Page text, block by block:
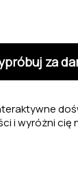
za
i wyróżni cię